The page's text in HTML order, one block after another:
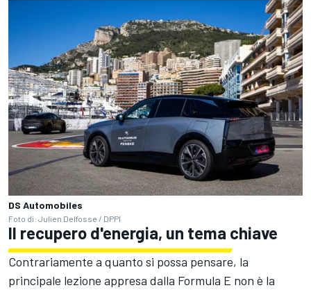
DS Automobiles
Foto di: Julien Delfosse / DPPI
Il recupero d'energia, un tema chiave
Contrariamente a quanto si possa pensare, la
principale lezione appresa dalla Formula E non è la